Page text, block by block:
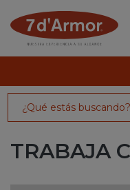
TRABAJA